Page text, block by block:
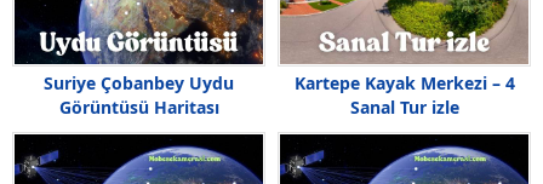
Suriye Çobanbey Uydu
Görüntüsü Haritası
Görünümü
Kartepe Kayak Merkezi – 4
Sanal Tur izle